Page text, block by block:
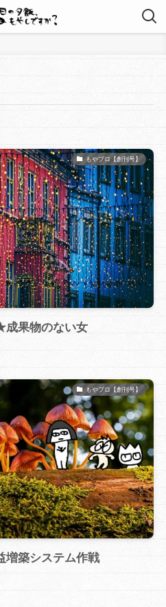
もやブロ【創刊号】
成果物のない女
もやブロ【創刊号】
増築システム作戦